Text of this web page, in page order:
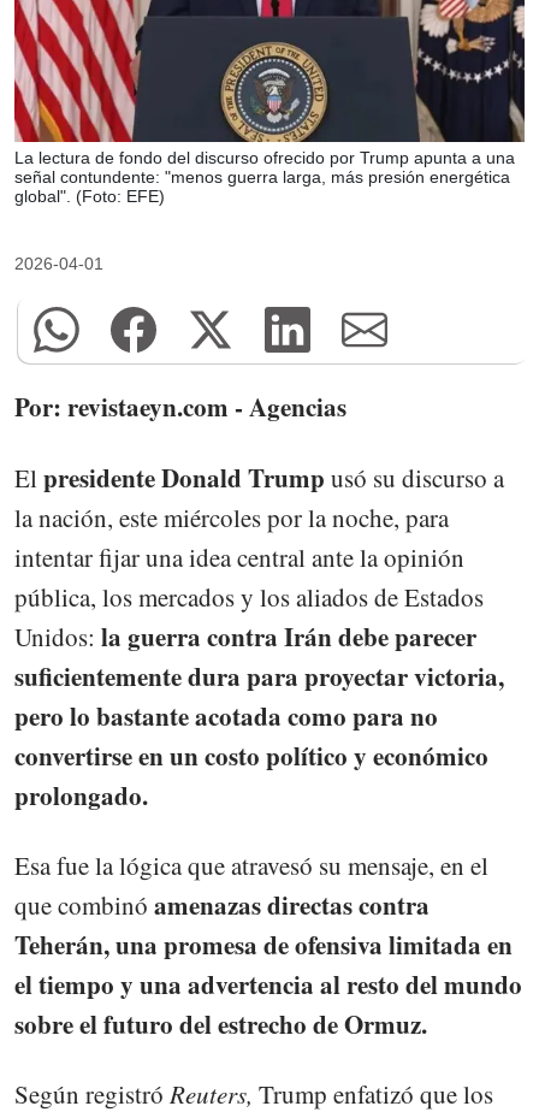
La lectura de fondo del discurso ofrecido por Trump apunta a una
señal contundente: "menos guerra larga, más presión energética
global". (Foto: EFE)
2026-04-01
Por: revistaeyn.com - Agencias
El presidente Donald Trump usó su discurso a
la nación, este miércoles por la noche, para
intentar fijar una idea central ante la opinión
pública, los mercados y los aliados de Estados
Unidos: la guerra contra Irán debe parecer
suficientemente dura para proyectar victoria,
pero lo bastante acotada como para no
convertirse en un costo político y económico
prolongado.
Esa fue la lógica que atravesó su mensaje, en el
que combinó amenazas directas contra
Teherán, una promesa de ofensiva limitada en
el tiempo y una advertencia al resto del mundo
sobre el futuro del estrecho de Ormuz.
Según registró Reuters, Trump enfatizó que los